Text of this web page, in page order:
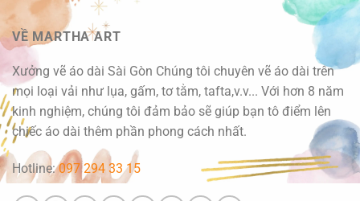
VỀ MARTHA ART
Xưởng vẽ áo dài Sài Gòn Chúng tôi chuyên vẽ áo dài trên
mọi loại vải như lụa, gấm, tơ tằm, tafta,v.v... Với hơn 8 năm
kinh nghiệm, chúng tôi đảm bảo sẽ giúp bạn tô điểm lên
chiếc áo dài thêm phần phong cách nhất.
Hotline:097 294 33 15